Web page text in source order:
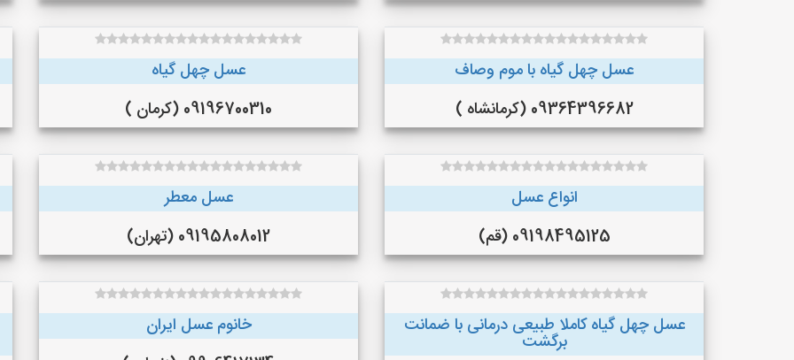
عسل چهل گیاه با موم وصاف
09364396682 (کرمانشاه )
عسل چهل گیاه
09196700310 (کرمان )
انواع عسل
09198495125 (قم)
عسل معطر
09195808012 (تهران)
عسل چهل گیاه کاملا طبیعی درمانی با ضمانت
برگشت
خانوم عسل ایران